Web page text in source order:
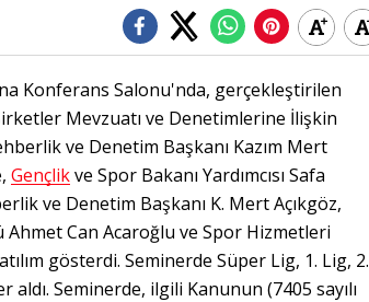
Konferans Salonu'nda, gerçekleştirilen
Mevzuatı ve Denetimlerine İlişkin
ve Denetim Başkanı Kazım Mert
Gençlikve Spor Bakanı Yardımcısı Safa
ve Denetim Başkanı K. Mert Açıkgöz,
Can Acaroğlu ve Spor Hizmetleri
gösterdi. Seminerde Süper Lig, 1. Lig, 2.
Seminerde, ilgili Kanunun (7405 sayılı